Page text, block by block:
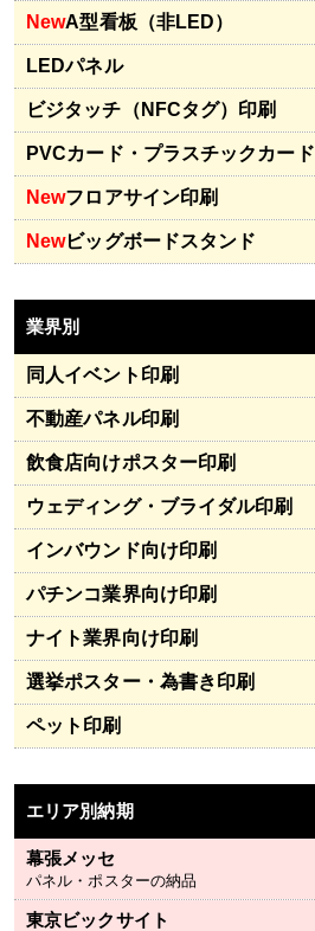
NewA型看板（非LED）
LEDパネル
ビジタッチ（NFCタグ）印刷
PVCカード・プラスチックカード
Newフロアサイン印刷
Newビッグボードスタンド
業界別
同人イベント印刷
不動産パネル印刷
飲食店向けポスター印刷
ウェディング・ブライダル印刷
インバウンド向け印刷
パチンコ業界向け印刷
ナイト業界向け印刷
選挙ポスター・為書き印刷
ペット印刷
エリア別納期
幕張メッセ
パネル・ポスターの納品
東京ビックサイト